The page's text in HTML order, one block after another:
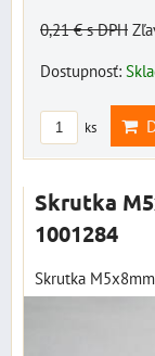
0,21 €s DPH
Dostupnosť:
ks
Skrutka
1001284
Skrutka